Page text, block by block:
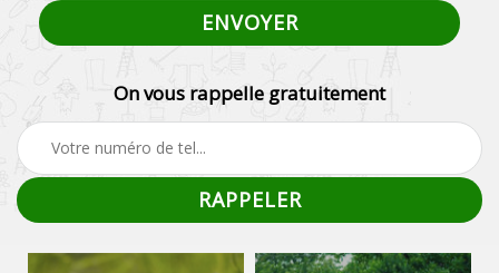
On vous rappelle gratuitement